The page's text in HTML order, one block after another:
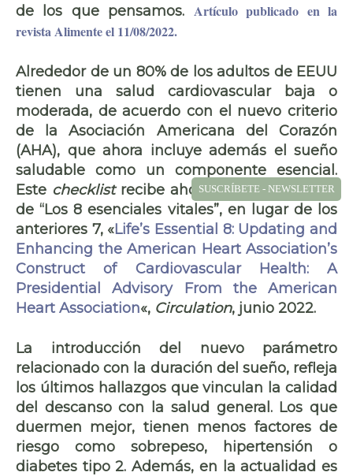
de los que pensamos. Artículo publicado en la
revista Alimente el 11/08/2022.
Alrededor de un 80% de los adultos de EEUU
tienen una salud cardiovascular baja o
moderada, de acuerdo con el nuevo criterio
de la Asociación Americana del Corazón
(AHA), que ahora incluye además el sueño
saludable como un componente esencial.
Este checklistrecibe ahora la denominación
de “Los 8 esenciales vitales”, en lugar de los
anteriores 7, «Life’s Essential 8: Updating and
Enhancing the American Heart Association’s
Construct of Cardiovascular Health: A
Presidential Advisory From the American
Heart Association«, Circulation, junio 2022.
La introducción del nuevo parámetro
relacionado con la duración del sueño, refleja
los últimos hallazgos que vinculan la calidad
del descansocon la salud general . Los que
duermen mejor, tienen menos factores de
riesgo como sobrepeso, hipertensión o
diabetes tipo 2. Además, en la actualidad es
SUSCRÍBETE - NEWSLETTER